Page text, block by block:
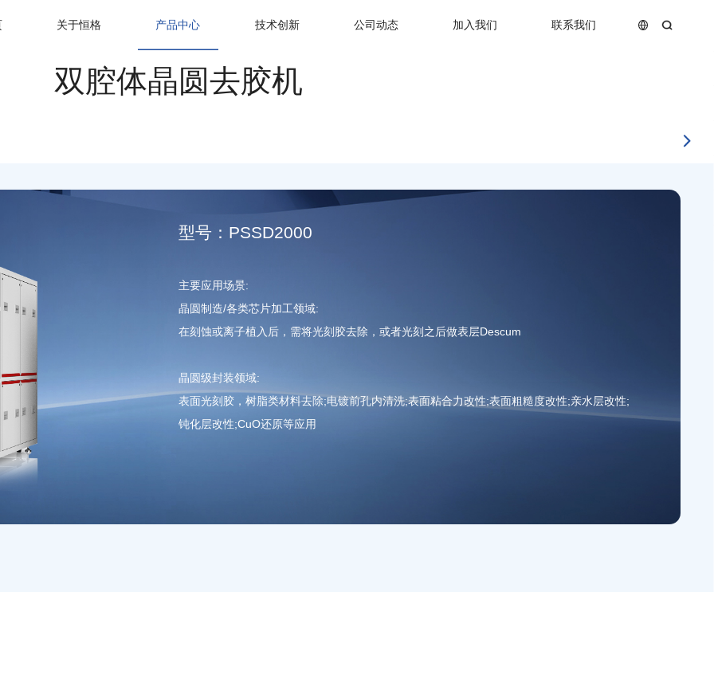
关于恒格 产品中心 技术创新 公司动态 加入我们 联系我们
双腔体晶圆去胶机
型号：PSSD2000
主要应用场景:
晶圆制造/各类芯片加工领域:
在刻蚀或离子植入后，需将光刻胶去除，或者光刻之后做表层Descum
晶圆级封装领域:
表面光刻胶，树脂类材料去除;电镀前孔内清洗;表面粘合力改性;表面粗糙度改性;亲水层改性;
钝化层改性;CuO还原等应用